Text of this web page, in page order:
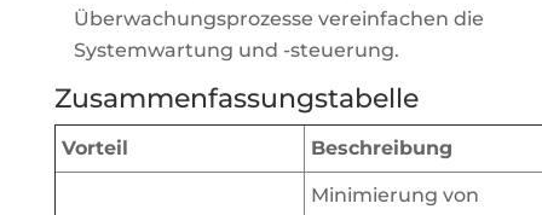
Überwachungsprozesse vereinfachen die
Systemwartung und -steuerung.
Zusammenfassungstabelle
Vorteil Beschreibung
Minimierung von